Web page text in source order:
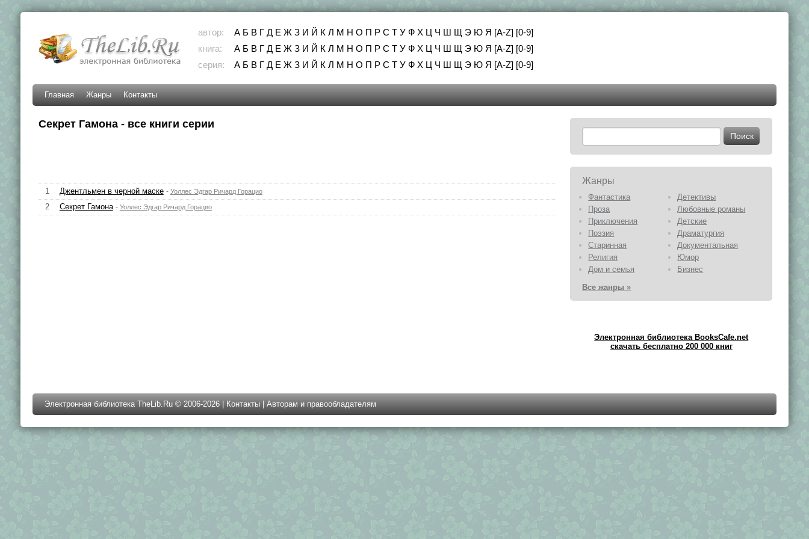
автор: А Б В Г Д Е Ж З И Й К Л М Н О П Р С Т У Ф Х Ц Ч Ш Щ Э Ю Я [A-Z] [0-9]
книга:
А Б В Г Д Е Ж З И Й К Л М Н О П Р С Т У Ф Х Ц Ч Ш Щ Э Ю Я [A-Z] [0-9]
серия:
А Б В Г Д Е Ж З И Й К Л М Н О П Р С Т У Ф Х Ц Ч Ш Щ Э Ю Я [A-Z] [0-9]
Главная Жанры Контакты
Секрет Гамона - все книги серии
1 Джентльмен в черной маске - Уоллес Эдгар Ричард Горацио
2 Секрет Гамона - Уоллес Эдгар Ричард Горацио
Жанры
Фантастика
Детективы
Проза
Любовные романы
Приключения
Детские
Поэзия
Драматургия
Старинная
Документальная
Религия
Юмор
Дом и семья
Бизнес
Все жанры »
Электронная библиотека BooksCafe.net
скачать бесплатно 200 000 книг
Электронная библиотека TheLib.Ru © 2006-2026 | Контакты| Авторам и правообладателям